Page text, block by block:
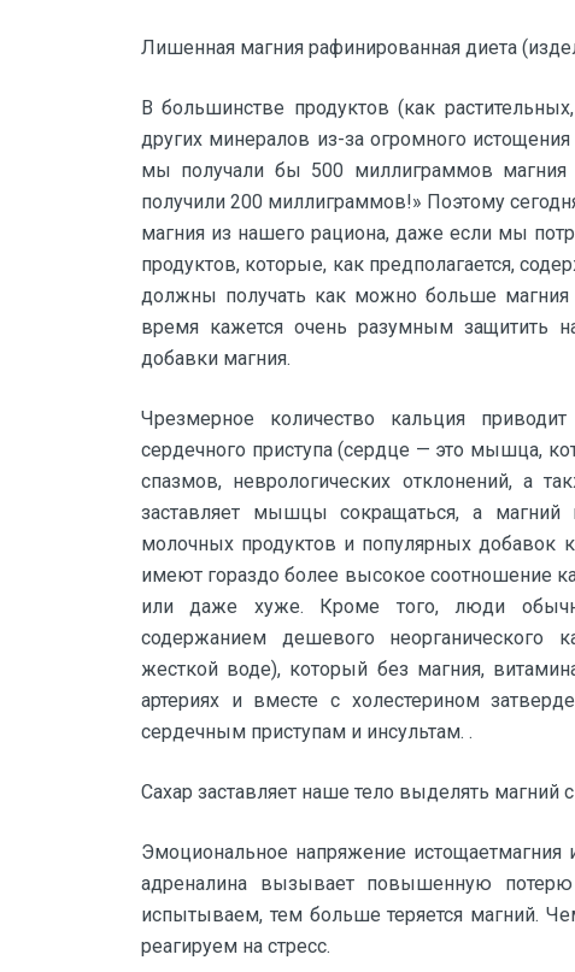
Лишенная магния рафинированная диета
В большинстве продуктов (как
других минералов из-за огромного
мы получали бы 500 миллиграммов
получили 200 миллиграммов!» Поэтому
магния из нашего рациона, даже если мы
продуктов, которые, как предполагается,
должны получать как можно больше
время кажется очень разумным защитить
добавки магния.
Чрезмерное количество кальция
сердечного приступа (сердце — это мышца,
спазмов, неврологических отклонений, а
заставляет мышцы сокращаться, а магний
молочных продуктов и популярных добавок
имеют гораздо более высокое соотношение
или даже хуже. Кроме того, люди
содержанием дешевого неорганического
жесткой воде), который без магния,
артериях и вместе с холестерином
сердечным приступам и инсультам. .
Сахар заставляет наше тело выделять магний
Эмоциональное напряжение
адреналина вызывает повышенную
испытываем, тем больше теряется магний.
реагируем на стресс.